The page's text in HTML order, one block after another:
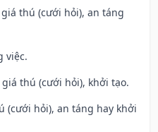
thú (cưới hỏi), an táng
việc.
thú (cưới hỏi), khởi tạo.
(cưới hỏi), an táng hay khởi